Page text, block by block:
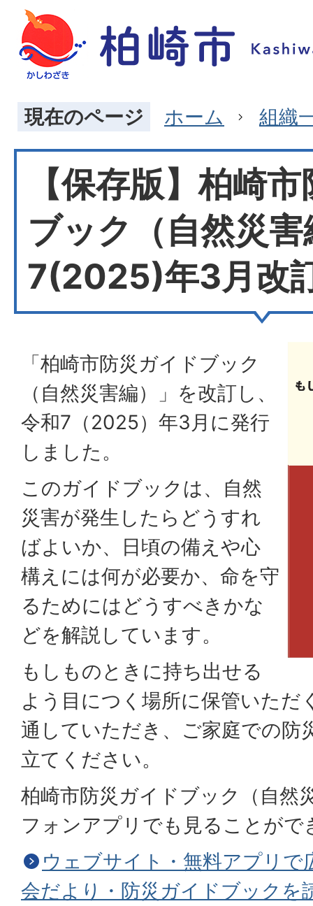
現在のページ ホーム 組織
【保存版】柏崎
ブック（自然災
7(2025)年3月改
「柏崎市防災ガイドブック
（自然災害編）」を改訂し、
令和7（2025）年3月に発行
しました。
このガイドブックは、自然
災害が発生したらどうすれ
ばよいか、日頃の備えや心
構えには何が必要か、命を守
るためにはどうすべきかな
どを解説しています。
もしものときに持ち出せる
よう目につく場所に保管いただ
通していただき、ご家庭での防
立てください。
柏崎市防災ガイドブック（自然
フォンアプリでも見ることがで
ウェブサイト・無料アプリで
会だより・防災ガイドブックを